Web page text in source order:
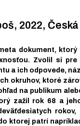
2022,
dokument,
Zvolil si
a ich odpovede,
okruhov, ktoré
na publikum
zažil rok 68 a
ktorej patrí